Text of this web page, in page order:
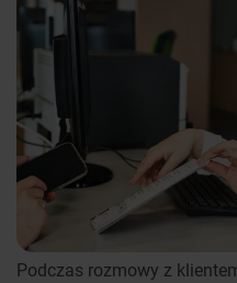
Podczas rozmowy z